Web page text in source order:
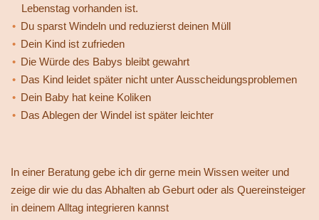
Lebenstag vorhanden ist.
Du sparst Windeln und reduzierst deinen Müll
Dein Kind ist zufrieden
Die Würde des Babys bleibt gewahrt
Das Kind leidet später nicht unter Ausscheidungsproblemen
Dein Baby hat keine Koliken
Das Ablegen der Windel ist später leichter
In einer Beratung gebe ich dir gerne mein Wissen weiter und
zeige dir wie du das Abhalten ab Geburt oder als Quereinsteiger
in deinem Alltag integrieren kannst